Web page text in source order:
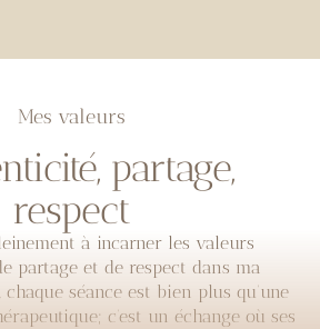
Mes valeurs
partage,
respect
à incarner les valeurs
partage et de respect dans ma
séance est bien plus qu’une
c’est un échange où ses